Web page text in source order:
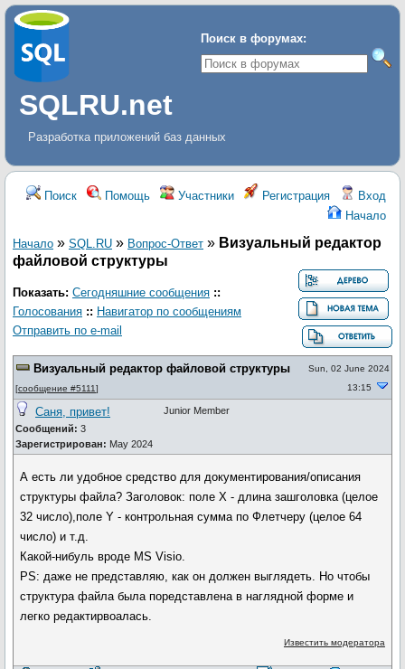
Поиск в форумах:
SQLRU.net
Разработка приложений баз данных
Поиск Помощь Участники Регистрация
Вход
Начало
Начало » SQL.RU » Вопрос-Ответ » Визуальный редактор
файловой структуры
Показать: Сегодняшние сообщения ::
Голосования :: Навигатор по сообщениям
Отправить по e-mail
Визуальный редактор файловой структуры
[сообщение #5111]
Sun, 02 June 2024
13:15
Саня, привет!
Сообщений: 3
Зарегистрирован: May 2024
Junior Member
А есть ли удобное средство для документирования/описания
структуры файла? Заголовок: поле Х - длина зашголовка (целое
32 число),поле Y - контрольная сумма по Флетчеру (целое 64
число) и т.д.
Какой-нибуль вроде MS Visio.
PS: даже не представляю, как он должен выглядеть. Но чтобы
структура файла была поредставлена в наглядной форме и
легко редактирвоалась.
Известить модератора